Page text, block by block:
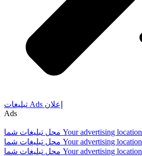
تبلیغات Ads إعلان
Ads
محل تبلیغات شما Your advertising location
محل تبلیغات شما Your advertising location
محل تبلیغات شما Your advertising location